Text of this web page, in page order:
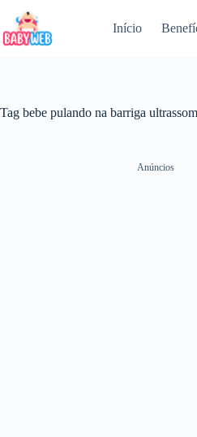
para
o
conteúdo
Início
Tag bebe pulando na barriga ultrassom
Anúncios